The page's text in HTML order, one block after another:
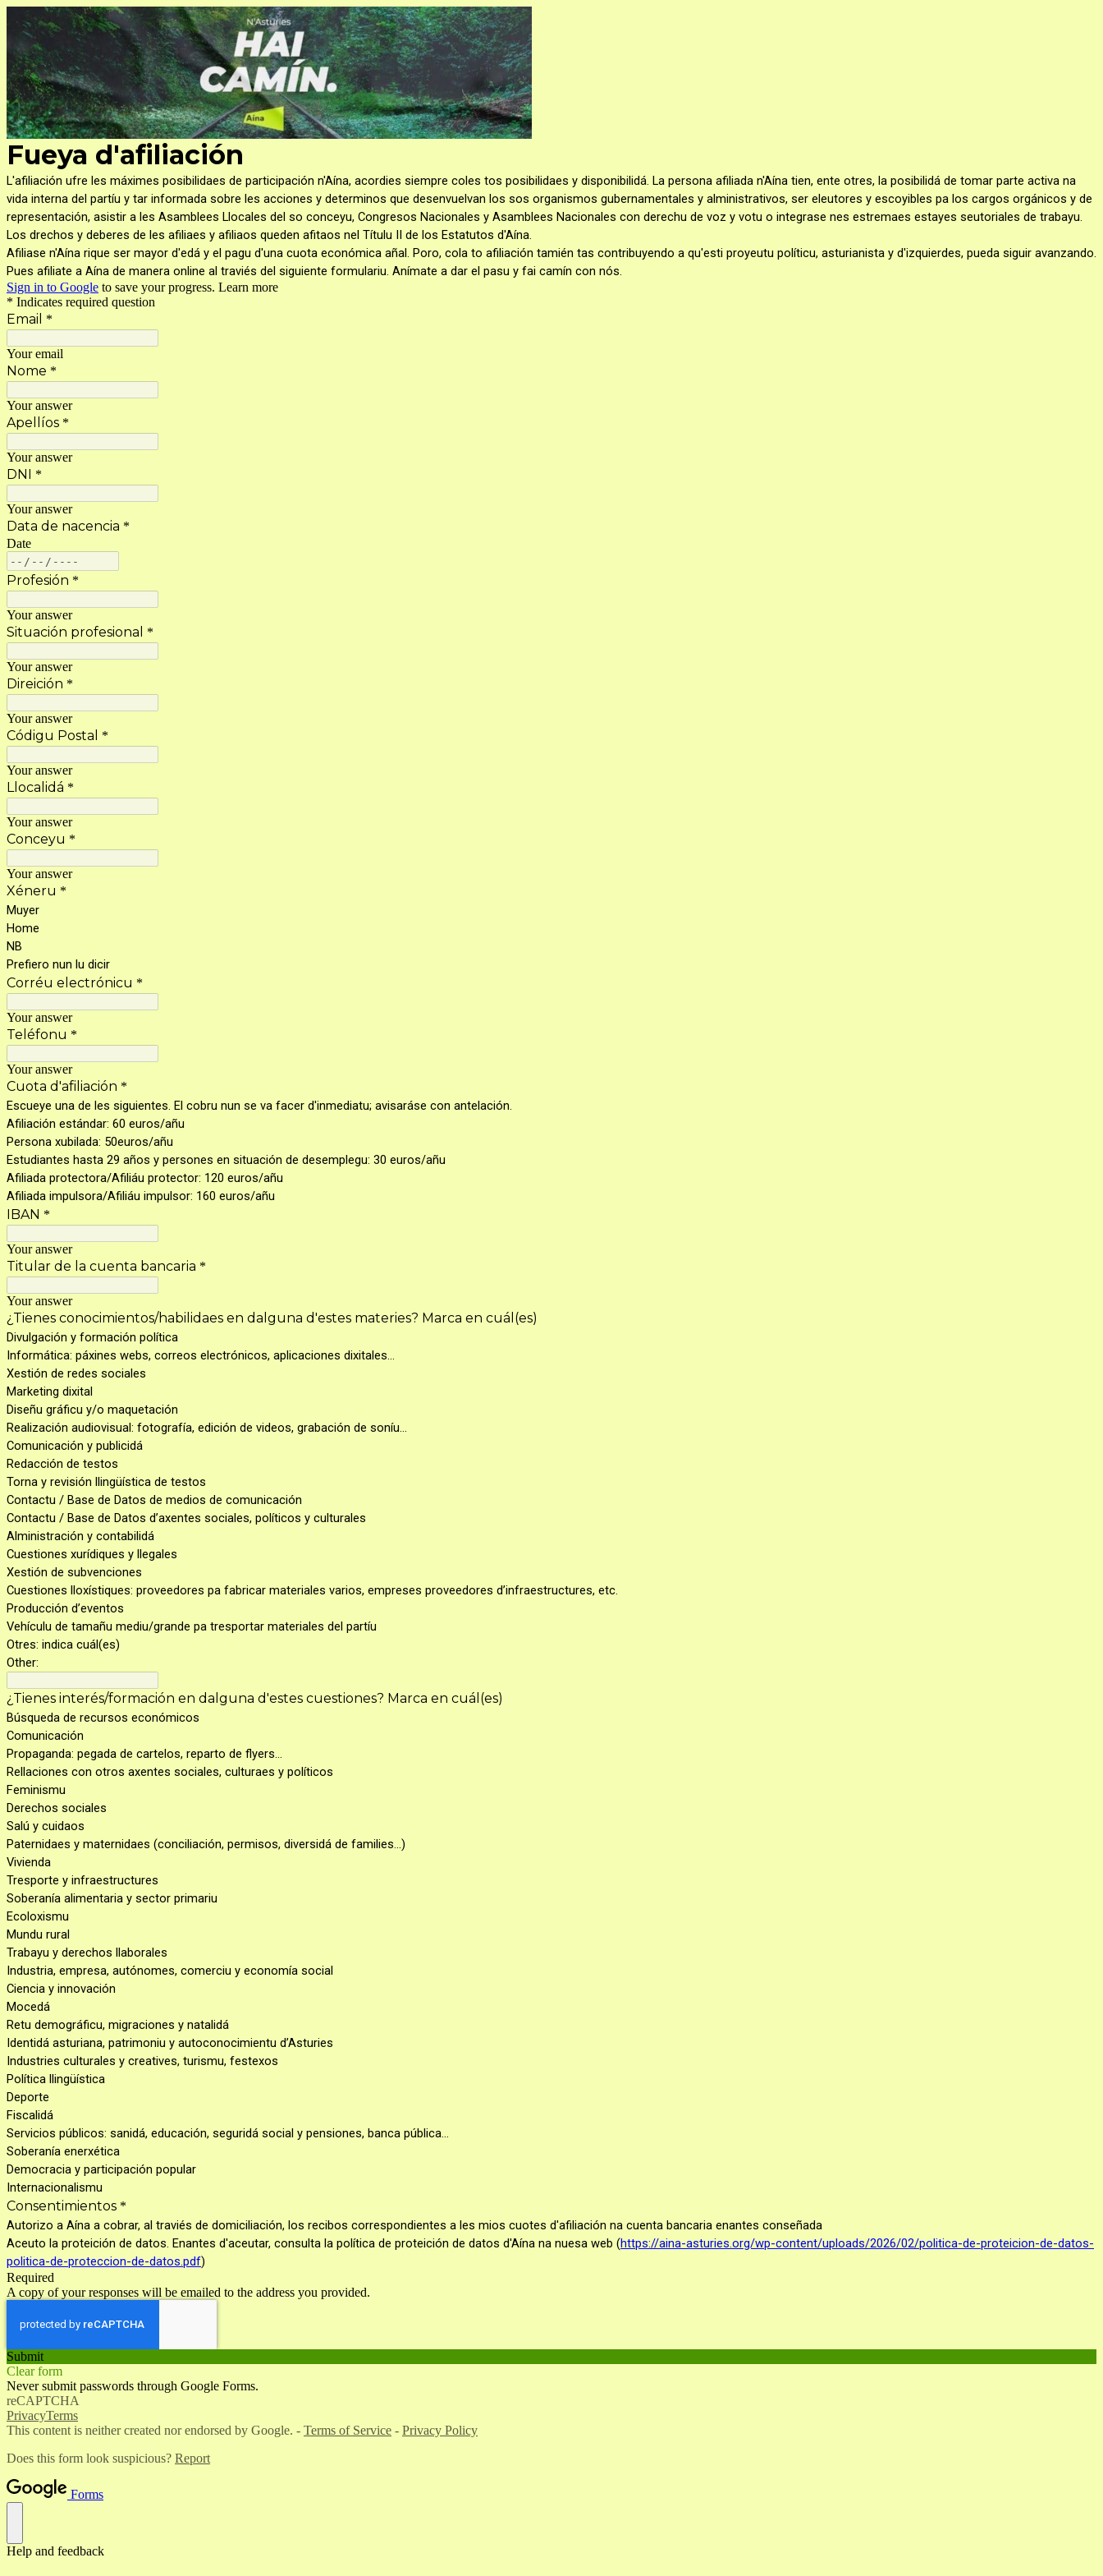
Fueya d'afiliación
L'afiliación ufre les máximes posibilidaes de participación n'Aína, acordies siempre coles tos posibilidaes y disponibilidá. La persona afiliada n'Aína tien, ente otres, la posibilidá de tomar parte activa na
vida interna del partíu y tar informada sobre les acciones y determinos que desenvuelvan los sos organismos gubernamentales y alministrativos, ser eleutores y escoyibles pa los cargos orgánicos y de
representación, asistir a les Asamblees Llocales del so conceyu, Congresos Nacionales y Asamblees Nacionales con derechu de voz y votu o integrase nes estremaes estayes seutoriales de trabayu.
Los drechos y deberes de les afiliaes y afiliaos queden afitaos nel Títulu II de los Estatutos d'Aína.
Afiliase n'Aína rique ser mayor d'edá y el pagu d'una cuota económica añal. Poro, cola to afiliación tamién tas contribuyendo a qu'esti proyeutu políticu, asturianista y d'izquierdes, pueda siguir avanzando.
Pues afiliate a Aína de manera online al traviés del siguiente formulariu. Anímate a dar el pasu y fai camín con nós.
Sign in to Google to save your progress. Learn more
* Indicates required question
Email *
Your email
Nome *
Your answer
Apellíos *
Your answer
DNI *
Your answer
Data de nacencia *
Date
Profesión *
Your answer
Situación profesional *
Your answer
Direición *
Your answer
Códigu Postal *
Your answer
Llocalidá *
Your answer
Conceyu *
Your answer
Xéneru *
Muyer
Home
NB
Prefiero nun lu dicir
Corréu electrónicu *
Your answer
Teléfonu *
Your answer
Cuota d'afiliación *
Escueye una de les siguientes. El cobru nun se va facer d'inmediatu; avisaráse con antelación.
Afiliación estándar: 60 euros/añu
Persona xubilada: 50euros/añu
Estudiantes hasta 29 años y persones en situación de desemplegu: 30 euros/añu
Afiliada protectora/Afiliáu protector: 120 euros/añu
Afiliada impulsora/Afiliáu impulsor: 160 euros/añu
IBAN *
Your answer
Titular de la cuenta bancaria *
Your answer
¿Tienes conocimientos/habilidaes en dalguna d'estes materies? Marca en cuál(es)
Divulgación y formación política
Informática: páxines webs, correos electrónicos, aplicaciones dixitales…
Xestión de redes sociales
Marketing dixital
Diseñu gráficu y/o maquetación
Realización audiovisual: fotografía, edición de videos, grabación de soníu…
Comunicación y publicidá
Redacción de testos
Torna y revisión llingüística de testos
Contactu / Base de Datos de medios de comunicación
Contactu / Base de Datos d’axentes sociales, políticos y culturales
Alministración y contabilidá
Cuestiones xurídiques y llegales
Xestión de subvenciones
Cuestiones lloxístiques: proveedores pa fabricar materiales varios, empreses proveedores d’infraestructures, etc.
Producción d’eventos
Vehículu de tamañu mediu/grande pa tresportar materiales del partíu
Otres: indica cuál(es)
Other:
¿Tienes interés/formación en dalguna d'estes cuestiones? Marca en cuál(es)
Búsqueda de recursos económicos
Comunicación
Propaganda: pegada de cartelos, reparto de flyers…
Rellaciones con otros axentes sociales, culturaes y políticos
Feminismu
Derechos sociales
Salú y cuidaos
Paternidaes y maternidaes (conciliación, permisos, diversidá de families...)
Vivienda
Tresporte y infraestructures
Soberanía alimentaria y sector primariu
Ecoloxismu
Mundu rural
Trabayu y derechos llaborales
Industria, empresa, autónomes, comerciu y economía social
Ciencia y innovación
Mocedá
Retu demográficu, migraciones y natalidá
Identidá asturiana, patrimoniu y autoconocimientu d’Asturies
Industries culturales y creatives, turismu, festexos
Política llingüística
Deporte
Fiscalidá
Servicios públicos: sanidá, educación, seguridá social y pensiones, banca pública…
Soberanía enerxética
Democracia y participación popular
Internacionalismu
Consentimientos *
Autorizo a Aína a cobrar, al traviés de domiciliación, los recibos correspondientes a les mios cuotes d'afiliación na cuenta bancaria enantes conseñada
Aceuto la proteición de datos. Enantes d'aceutar, consulta la política de proteición de datos d'Aína na nuesa web (https://aina-asturies.org/wp-content/uploads/2026/02/politica-de-proteicion-de-datos-
politica-de-proteccion-de-datos.pdf)
Required
A copy of your responses will be emailed to the address you provided.
Submit
Clear form
Never submit passwords through Google Forms.
reCAPTCHA
PrivacyTerms
This content is neither created nor endorsed by Google. - Terms of Service - Privacy Policy
Does this form look suspicious? Report
Forms
Help and feedback